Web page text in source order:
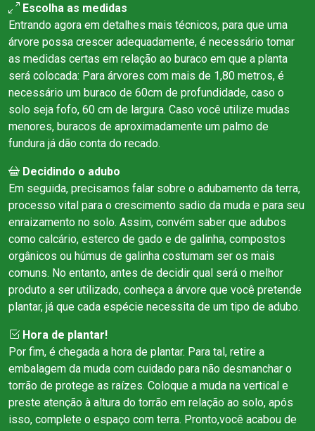
Escolha as medidas
Entrando agora em detalhes mais técnicos, para que uma
árvore possa crescer adequadamente, é necessário tomar
as medidas certas em relação ao buraco em que a planta
será colocada: Para árvores com mais de 1,80 metros, é
necessário um buraco de 60cm de profundidade, caso o
solo seja fofo, 60 cm de largura. Caso você utilize mudas
menores, buracos de aproximadamente um palmo de
fundura já dão conta do recado.
Decidindo o adubo
Em seguida, precisamos falar sobre o adubamento da terra,
processo vital para o crescimento sadio da muda e para seu
enraizamento no solo. Assim, convém saber que adubos
como calcário, esterco de gado e de galinha, compostos
orgânicos ou húmus de galinha costumam ser os mais
comuns. No entanto, antes de decidir qual será o melhor
produto a ser utilizado, conheça a árvore que você pretende
plantar, já que cada espécie necessita de um tipo de adubo.
Hora de plantar!
Por fim, é chegada a hora de plantar. Para tal, retire a
embalagem da muda com cuidado para não desmanchar o
torrão de protege as raízes. Coloque a muda na vertical e
preste atenção à altura do torrão em relação ao solo, após
isso, complete o espaço com terra. Pronto,você acabou de